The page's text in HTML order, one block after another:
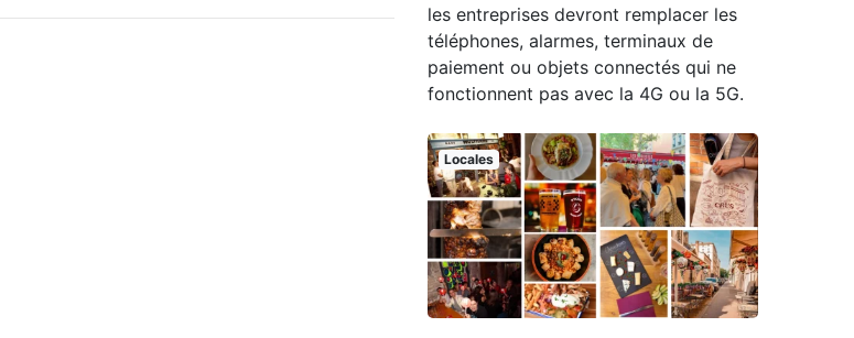
les entreprises devront remplacer les
téléphones, alarmes, terminaux de
paiement ou objets connectés qui ne
fonctionnent pas avec la 4G ou la 5G.
Locales